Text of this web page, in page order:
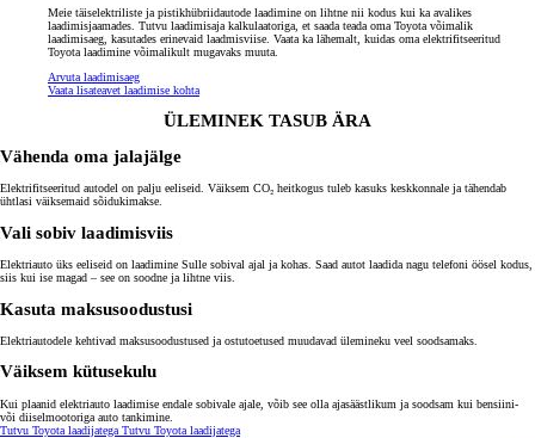
Meie täiselektriliste ja pistikhübriidautode laadimine on lihtne nii kodus kui ka avalikes
laadimisjaamades. Tutvu laadimisaja kalkulaatoriga, et saada teada oma Toyota võimalik
laadimisaeg, kasutades erinevaid laadmisviise. Vaata ka lähemalt, kuidas oma elektrifitseeritud
Toyota laadimine võimalikult mugavaks muuta.
Arvuta laadimisaeg
Vaata lisateavet laadimise kohta
ÜLEMINEK TASUB ÄRA
Vähenda oma jalajälge
Elektrifitseeritud autodel on palju eeliseid. Väiksem CO₂ heitkogus tuleb kasuks keskkonnale ja tähendab
ühtlasi väiksemaid sõidukimakse.
Vali sobiv laadimisviis
Elektriauto üks eeliseid on laadimine Sulle sobival ajal ja kohas. Saad autot laadida nagu telefoni öösel kodus,
siis kui ise magad – see on soodne ja lihtne viis.
Kasuta maksusoodustusi
Elektriautodele kehtivad maksusoodustused ja ostutoetused muudavad ülemineku veel soodsamaks.
Väiksem kütusekulu
Kui plaanid elektriauto laadimise endale sobivale ajale, võib see olla ajasäästlikum ja soodsam kui bensiini-
või diiselmootoriga auto tankimine.
Tutvu Toyota laadijatega Tutvu Toyota laadijatega